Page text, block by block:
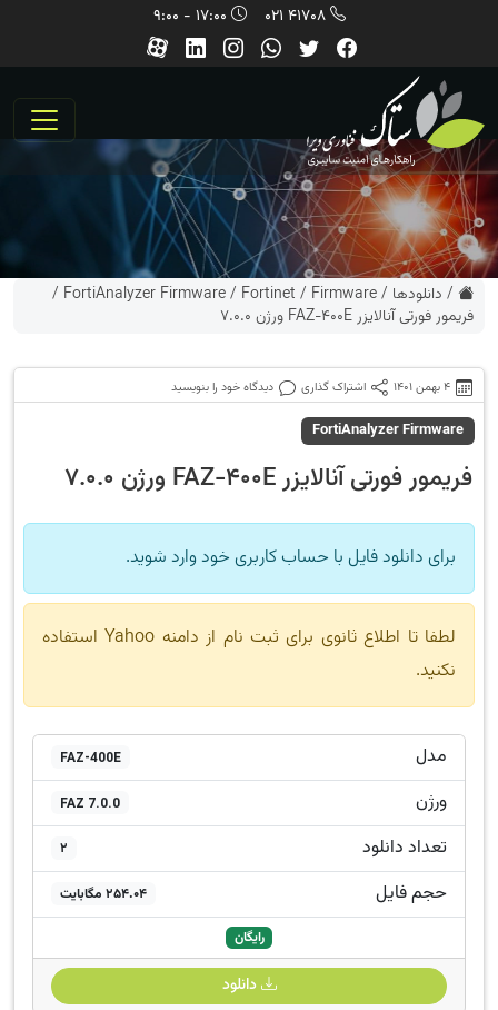
41708 021
/ دانلودها /
Firmware
/
Fortinet
/
FortiAnalyzer Firmware
/
فریمور فورتی آنالایزر FAZ-400E ورژن 7.0.0
4 بهمن 1401 اشتراک گذاری دیدگاه خود را بنویسید
FortiAnalyzer Firmware
فریمور فورتی آنالایزر FAZ-400E ورژن 7.0.0
برای دانلود فایل با حساب کاربری خود وارد شوید.
لطفا تا اطلاع ثانوی برای ثبت نام از دامنه Yahoo استفاده
نکنید.
مدل FAZ-400E
ورژن FAZ 7.0.0
تعداد دانلود 2
حجم فایل 254.04 مگابایت
رایگان
دانلود